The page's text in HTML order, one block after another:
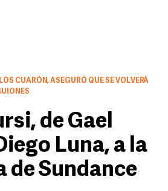
CUARÓN, ASEGURÓ QUE SE VOLVERÁ
de Gael
Luna, a la
de Sundance